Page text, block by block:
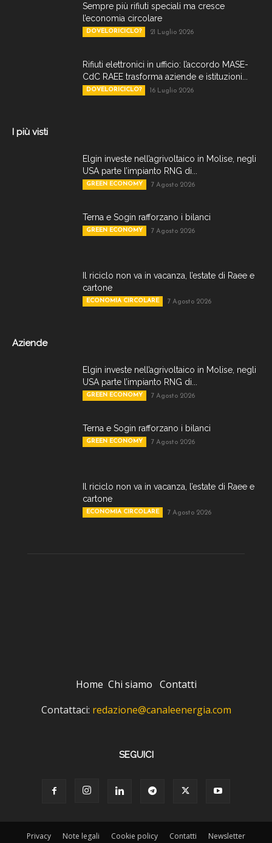
Sempre più rifiuti speciali ma cresce
l’economia circolare
DOVELORICICLO? 21 Luglio 2026
Rifiuti elettronici in ufficio: l’accordo MASE-
CdC RAEE trasforma aziende e istituzioni...
DOVELORICICLO? 16 Luglio 2026
I più visti
Elgin investe nell’agrivoltaico in Molise, negli
USA parte l’impianto RNG di...
GREEN ECONOMY 7 Agosto 2026
Terna e Sogin rafforzano i bilanci
GREEN ECONOMY 7 Agosto 2026
Il riciclo non va in vacanza, l’estate di Raee e
cartone
ECONOMIA CIRCOLARE 7 Agosto 2026
Aziende
Elgin investe nell’agrivoltaico in Molise, negli
USA parte l’impianto RNG di...
GREEN ECONOMY 7 Agosto 2026
Terna e Sogin rafforzano i bilanci
GREEN ECONOMY 7 Agosto 2026
Il riciclo non va in vacanza, l’estate di Raee e
cartone
ECONOMIA CIRCOLARE 7 Agosto 2026
Home Chi siamo Contatti
Contattaci: redazione@canaleenergia.com
SEGUICI
Privacy Note legali Cookie policy Contatti Newsletter